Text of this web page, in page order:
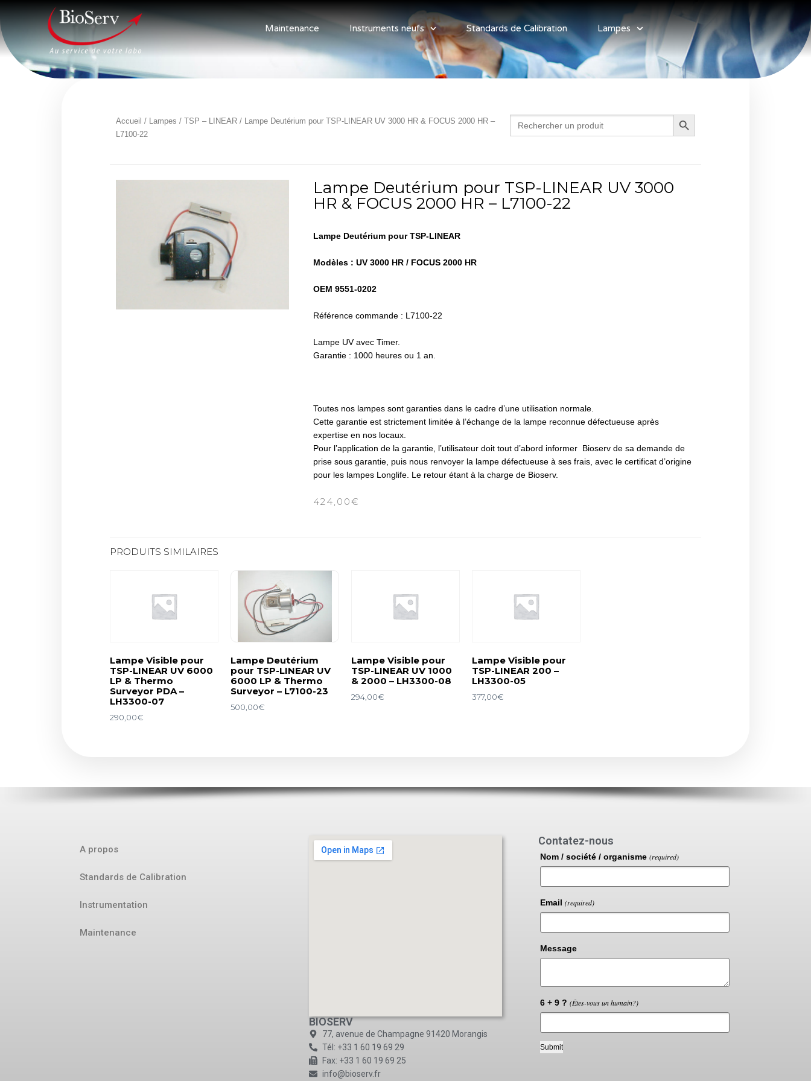
Maintenance Instruments neufs Standards de Calibration Lampes
Accueil / Lampes / TSP – LINEAR / Lampe Deutérium pour TSP-LINEAR UV 3000 HR & FOCUS 2000 HR –
L7100-22
Search
for:
Search Button
Lampe Deutérium pour TSP-LINEAR UV 3000
HR & FOCUS 2000 HR – L7100-22
Lampe Deutérium pour TSP-LINEAR
Modèles : UV 3000 HR / FOCUS 2000 HR
OEM 9551-0202
Référence commande : L7100-22
Lampe UV avec Timer.
Garantie : 1000 heures ou 1 an.
Toutes nos lampes sont garanties dans le cadre d’une utilisation normale.
Cette garantie est strictement limitée à l’échange de la lampe reconnue défectueuse après
expertise en nos locaux.
Pour l’application de la garantie, l’utilisateur doit tout d’abord informer Bioserv de sa demande de
prise sous garantie, puis nous renvoyer la lampe défectueuse à ses frais, avec le certificat d’origine
pour les lampes Longlife. Le retour étant à la charge de Bioserv.
424,00€
PRODUITS SIMILAIRES
Lampe Visible pour
TSP-LINEAR UV 6000
LP & Thermo
Surveyor PDA –
LH3300-07
290,00€
Lampe Deutérium
pour TSP-LINEAR UV
6000 LP & Thermo
Surveyor – L7100-23
500,00€
Lampe Visible pour
TSP-LINEAR UV 1000
& 2000 – LH3300-08
294,00€
Lampe Visible pour
TSP-LINEAR 200 –
LH3300-05
377,00€
A propos
Standards de Calibration
Instrumentation
Maintenance
BIOSERV
77, avenue de Champagne 91420 Morangis
Tél: +33 1 60 19 69 29
Fax: +33 1 60 19 69 25
info@bioserv.fr
Contatez-nous
Nom / société / organisme (required)
Email (required)
Message
6 + 9 ? (Êtes-vous un humain?)